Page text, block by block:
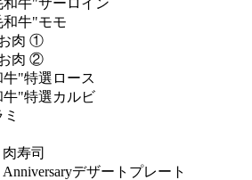
和牛"モモ
お肉 ①
お肉 ②
牛"特選ロース
牛"特選カルビ
寿司
デザートプレート